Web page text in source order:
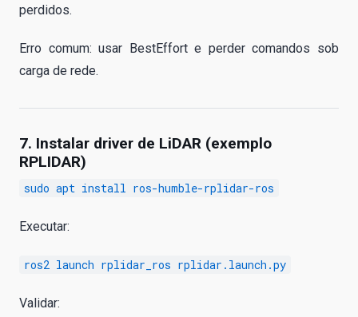
perdidos.
Erro comum: usar BestEffort e perder comandos sob
carga de rede.
7. Instalar driver de LiDAR (exemplo
RPLIDAR)
sudo apt install ros-humble-rplidar-ros
Executar:
ros2 launch rplidar_ros rplidar.launch.py
Validar: